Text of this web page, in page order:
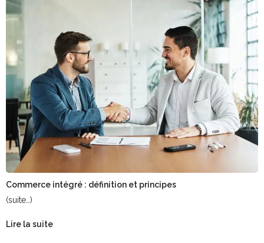
Commerce intégré : définition et principes
(suite…)
Lire la suite